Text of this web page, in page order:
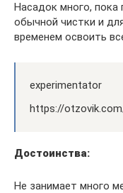
Насадок много, пока
обычной чистки и
временем освоить
experimentator
https://
Достоинства:
Не занимает много